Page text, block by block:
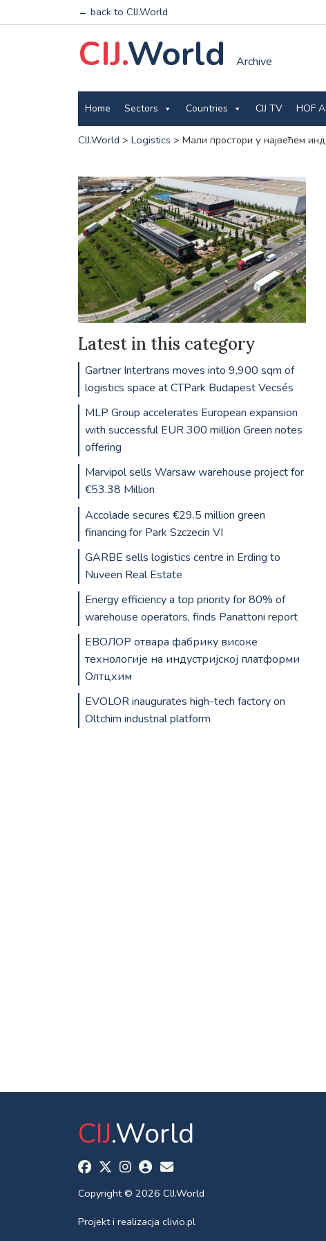
← back to CIJ.World
CIJ.World Archive
Home Sectors Countries CIJ TV HOF
CIJ.World > Logistics > Мали простори у највећем
Latest in this category
Gartner Intertrans moves into 9,900 sqm of
logistics space at CTPark Budapest Vecsés
MLP Group accelerates European expansion
with successful EUR 300 million Green notes
offering
Marvipol sells Warsaw warehouse project for
€53.38 Million
Accolade secures €29.5 million green
financing for Park Szczecin VI
GARBE sells logistics centre in Erding to
Nuveen Real Estate
Energy efficiency a top priority for 80% of
warehouse operators, finds Panattoni report
ЕВОЛОР отвара фабрику високе
технологије на индустријској платформи
Олтцхим
EVOLOR inaugurates high-tech factory on
Oltchim industrial platform
CIJ.World
Copyright © 2026 CIJ.World
Projekt i realizacja clivio.pl